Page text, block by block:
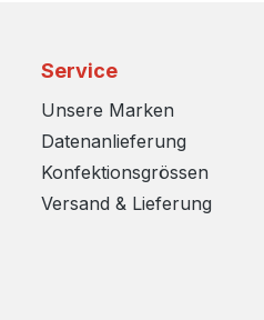
Service
Unsere Marken
Datenanlieferung
Konfektionsgrössen
Versand & Lieferung